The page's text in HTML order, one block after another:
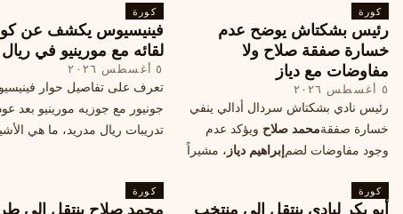
كورة
رئيس بشكتاش يوضح عدم
خسارة صفقة صلاح ولا
مفاوضات مع دياز
٥ أغسطس ٢٠٢٦
رئيس نادي بشكتاش سردال أدالي ينفي
خسارة صفقةمحمد صلاح ويؤكد عدم
وجود مفاوضات لضمإبراهيم دياز ، مشيراً
محتملة أخرى.
كورة
فينيسيوس يكشف عن
لقائه مع مورينيو في
٥ أغسطس ٢٠٢٦
تعرف على تفاصيل حوار
جونيور مع جوزيه مورينيو بعد
تدريبات ريال مدريد، ما هي
كورة
أبو بكر ليادي ينتقل إلى منتخب
كورة
محمد صلاح ينتقل إلى